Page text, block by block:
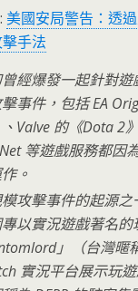
美國安局警告：透
手法
經爆發一起針對
事件，包括 EA
Valve 的《Dota 2
等遊戲服務都因
。
攻擊事件的起源之
以實況遊戲著名的
」（台灣暱
實況平台展示玩